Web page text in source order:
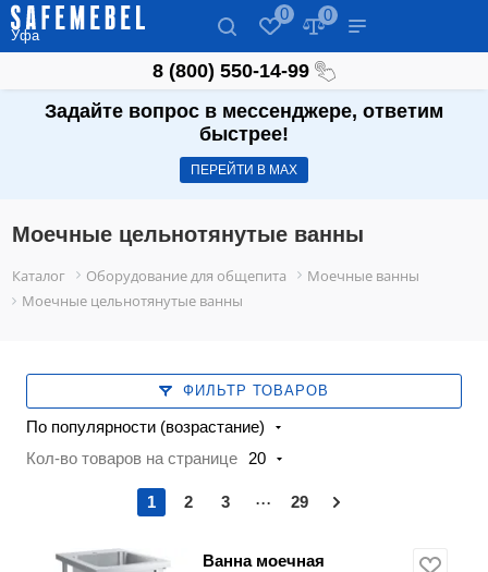
Уфа
0 0
8 (800) 550-14-99
Задайте вопрос в мессенджере, ответим
быстрее!
ПЕРЕЙТИ В МАХ
Моечные цельнотянутые ванны
Каталог Оборудование для общепита
Моечные ванны
Моечные цельнотянутые ванны
ФИЛЬТР ТОВАРОВ
По популярности (возрастание)
Кол-во товаров на странице
20
1 2 3 ... 29
Ванна моечная